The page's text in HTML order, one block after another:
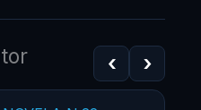
‹ ›